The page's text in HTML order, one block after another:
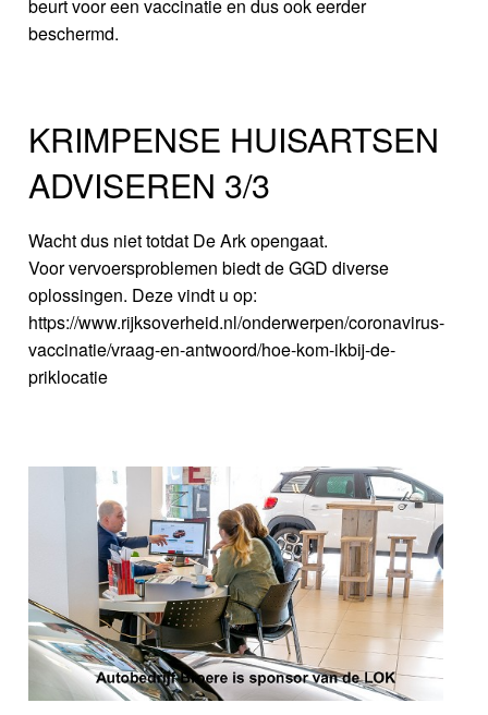
beurt voor een vaccinatie en dus ook eerder
beschermd.
KRIMPENSE HUISARTSEN
ADVISEREN 3/3
Wacht dus niet totdat De Ark opengaat.
Voor vervoersproblemen biedt de GGD diverse
oplossingen. Deze vindt u op:
https://www.rijksoverheid.nl/onderwerpen/coronavirus-
vaccinatie/vraag-en-antwoord/hoe-kom-ikbij-de-
priklocatie